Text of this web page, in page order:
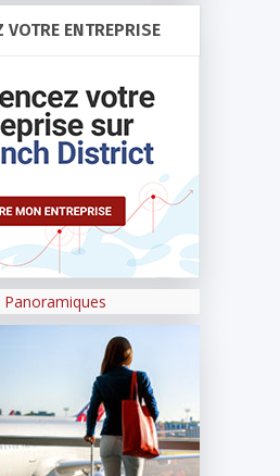
VOTRE ENTREPRISE